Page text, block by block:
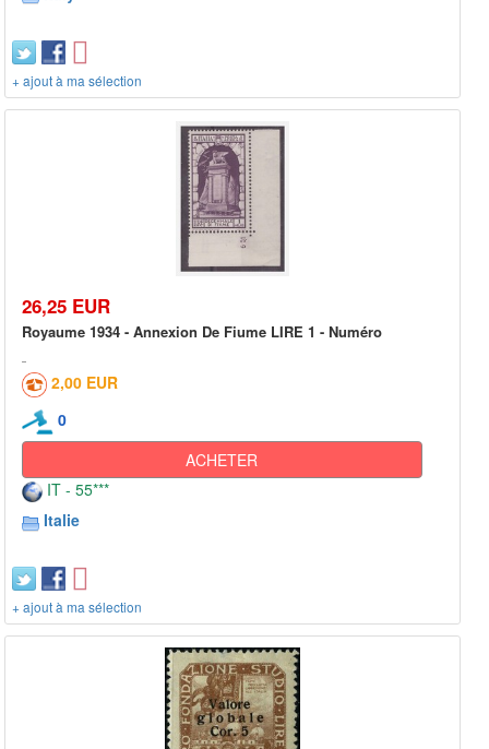
+ ajout à ma sélection
26,25 EUR
Royaume 1934 - Annexion De Fiume LIRE 1 - Numéro
2,00 EUR
0
ACHETER
IT - 55***
Italie
+ ajout à ma sélection